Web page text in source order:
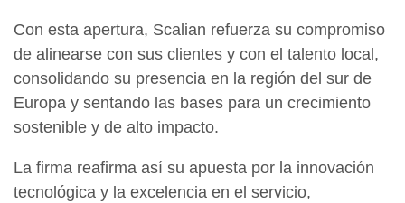
Con esta apertura, Scalian refuerza su compromiso
de alinearse con sus clientes y con el talento local,
consolidando su presencia en la región del sur de
Europa y sentando las bases para un crecimiento
sostenible y de alto impacto.
La firma reafirma así su apuesta por la innovación
tecnológica y la excelencia en el servicio,